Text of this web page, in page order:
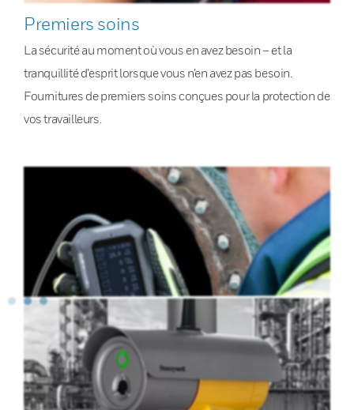
Premiers soins
La sécurité au moment où vous en avez besoin – et la
tranquillité d’esprit lorsque vous n’en avez pas besoin.
Fournitures de premiers soins conçues pour la protection de
vos travailleurs.